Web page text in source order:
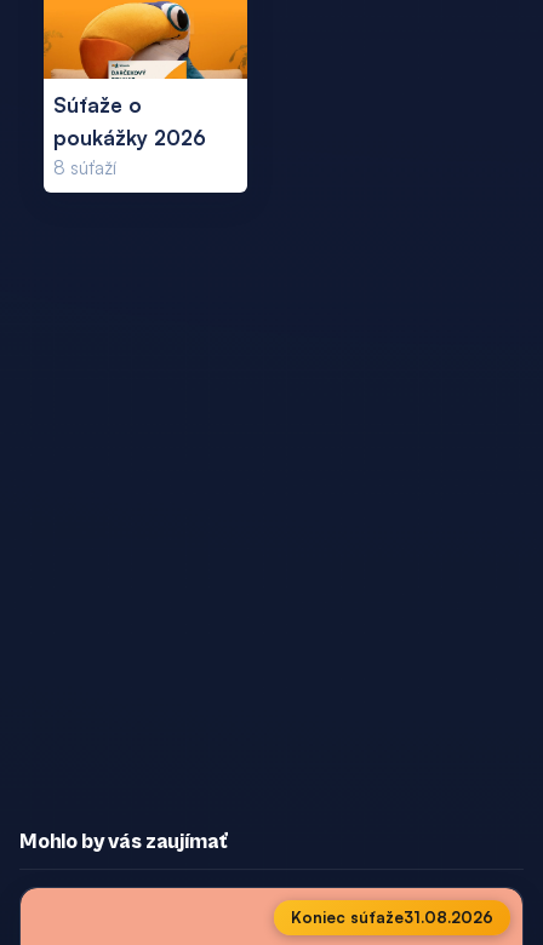
Súťaže o
poukážky 2026
8 súťaží
Mohlo by vás zaujímať
Koniec súťaže31.08.2026